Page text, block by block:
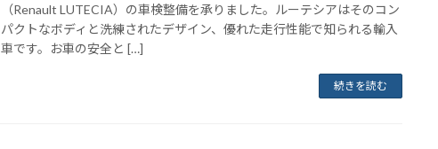
（Renault LUTECIA）の車検整備を承りました。ルーテシアはそのコン
パクトなボディと洗練されたデザイン、優れた走行性能で知られる輸入
車です。お車の安全と […]
続きを読む